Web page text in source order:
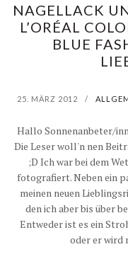
NAGELLACK
L’ORÉAL
BLUE
25. MÄRZ 2012 /
Hallo Sonnenanbeter/
Die Leser woll'n nen
;D Ich war bei dem
fotografiert. Neben ein
meinen neuen
den ich aber bis über
Entweder ist es ein
oder er wird